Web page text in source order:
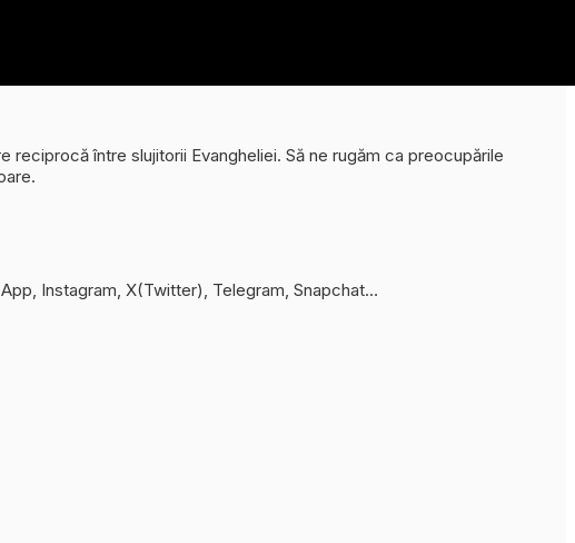
între slujitorii Evangheliei. Să ne rugăm ca preocupările
Instagram, X(Twitter), Telegram, Snapchat…